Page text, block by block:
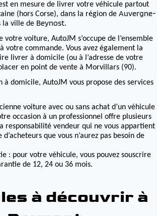
en mesure de livrer votre véhicule partout
(hors Corse), dans la région de Auvergne-
la ville de Beynost.
votre voiture, AutoJM s’occupe de l’ensemble
votre commande. Vous avez également la
livrer à domicile (ou à l’adresse de votre
en point de vente à Morvillars (90).
à domicile, AutoJM vous propose des services
voiture avec ou sans achat d’un véhicule
occasion à un professionnel offre plusieurs
responsabilité vendeur qui ne vous appartient
que vous n’aurez pas besoin de
: pour votre véhicule, vous pouvez souscrire
de 12, 24 ou 36 mois.
à découvrir à